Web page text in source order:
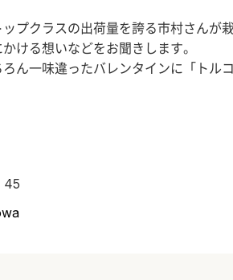
プクラスの出荷量を誇る市村さんが
ける想いなどをお聞きします。
ん一味違ったバレンタインに「トル
45